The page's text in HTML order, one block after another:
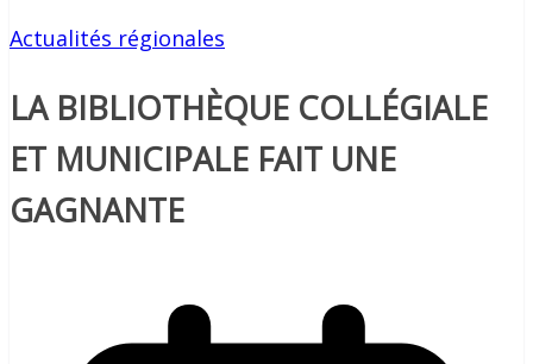
Actualités régionales
LA BIBLIOTHÈQUE COLLÉGIALE
ET MUNICIPALE FAIT UNE
GAGNANTE